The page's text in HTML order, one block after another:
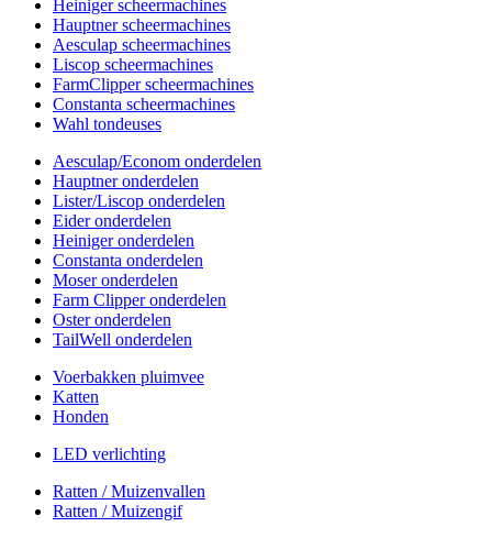
Heiniger scheermachines
Hauptner scheermachines
Aesculap scheermachines
Liscop scheermachines
FarmClipper scheermachines
Constanta scheermachines
Wahl tondeuses
Aesculap/Econom onderdelen
Hauptner onderdelen
Lister/Liscop onderdelen
Eider onderdelen
Heiniger onderdelen
Constanta onderdelen
Moser onderdelen
Farm Clipper onderdelen
Oster onderdelen
TailWell onderdelen
Voerbakken pluimvee
Katten
Honden
LED verlichting
Ratten / Muizenvallen
Ratten / Muizengif